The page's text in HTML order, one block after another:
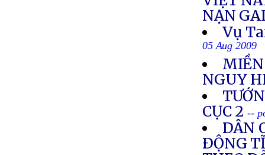
NẠN
Vụ
05 Aug 2009
NGUY
CỤC 2 --
DÂN
ÐỘNG